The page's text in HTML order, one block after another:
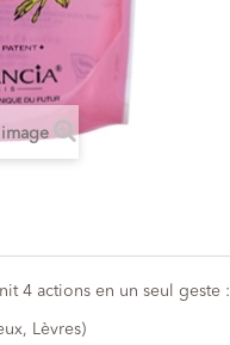
4 actions en un seul geste :
Lèvres)